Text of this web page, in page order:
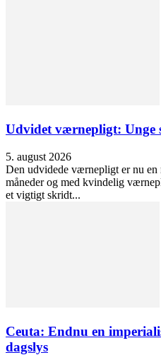
Udvidet værnepligt:
5. august 2026
Den udvidede værnepligt er nu
måneder og med kvindelig
et vigtigt skridt...
Ceuta: Endnu en
dagslys